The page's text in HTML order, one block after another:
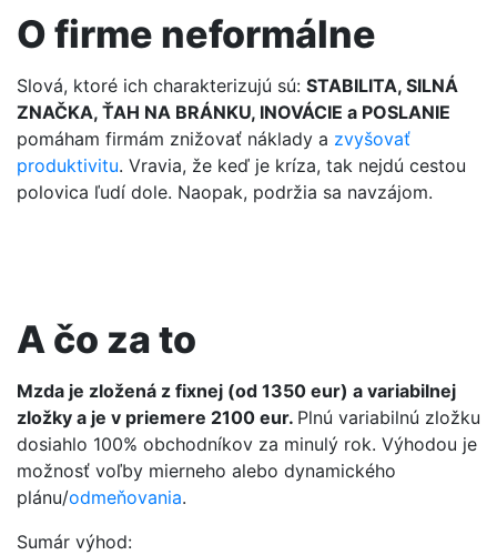
O firme neformálne
Slová, ktoré ich charakterizujú sú: STABILITA, SILNÁ
ZNAČKA, ŤAH NA BRÁNKU, INOVÁCIE a POSLANIE
pomáham firmám znižovať náklady a zvyšovať
produktivitu. Vravia, že keď je kríza, tak nejdú cestou
polovica ľudí dole. Naopak, podržia sa navzájom.
A čo za to
Mzda je zložená z fixnej (od 1350 eur) a variabilnej
zložky a je v priemere 2100 eur. Plnú variabilnú zložku
dosiahlo 100% obchodníkov za minulý rok. Výhodou je
možnosť voľby mierneho alebo dynamického
plánu/odmeňovania.
Sumár výhod: